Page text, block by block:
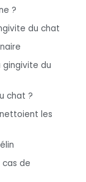
?
du chat
gingivite du
chat ?
les
de